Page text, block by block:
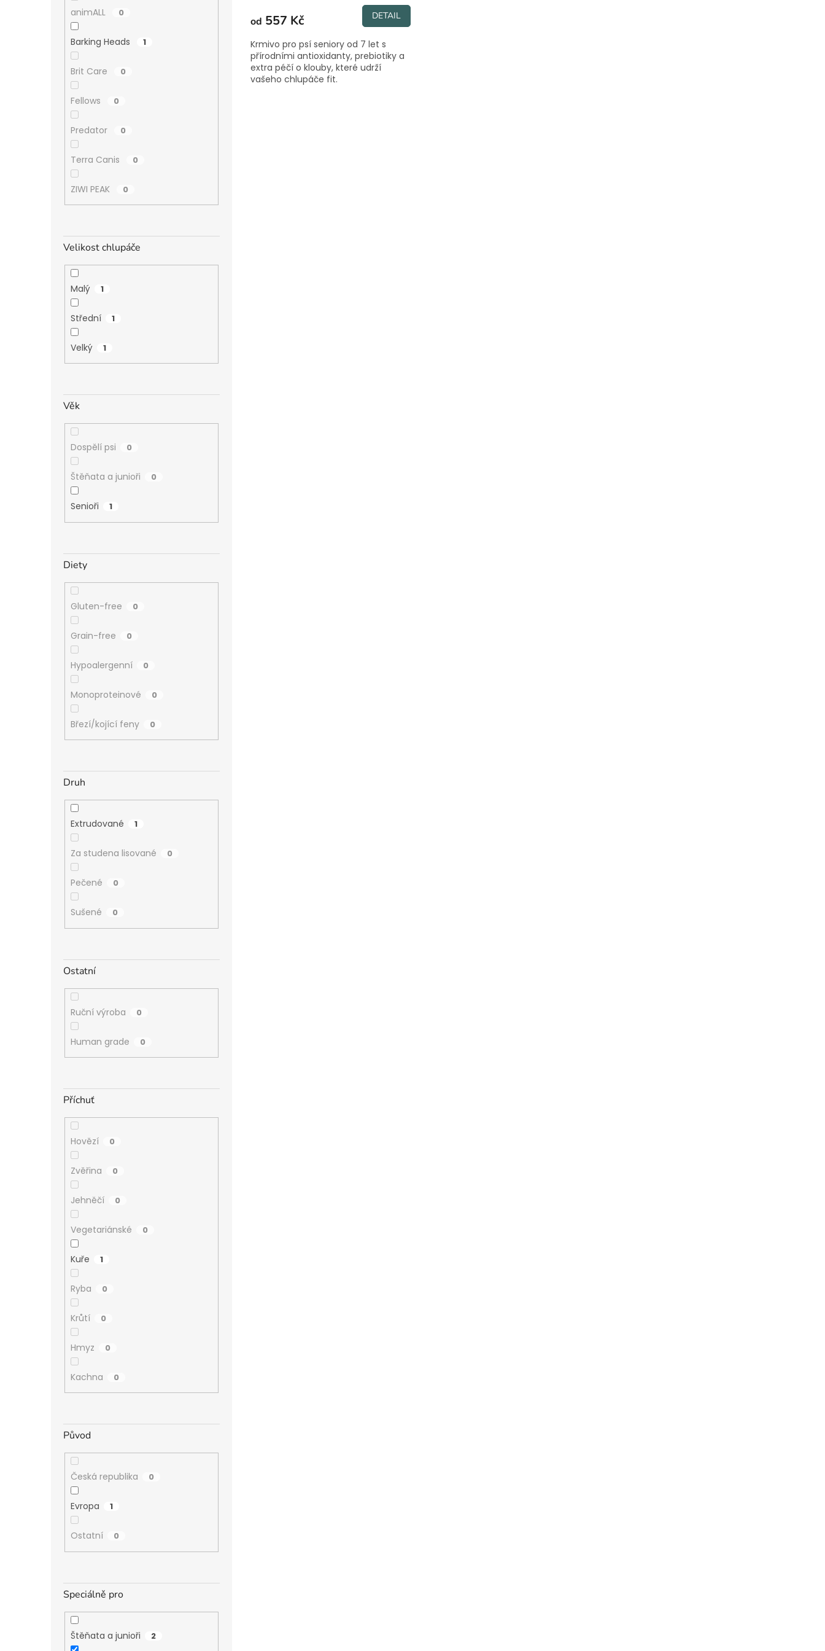
animALL 0
Barking Heads 1
Brit Care 0
Fellows 0
Predator 0
Terra Canis 0
ZIWI PEAK 0
Velikost chlupáče
Malý 1
Střední 1
Velký 1
Věk
Dospělí psi 0
Štěňata a junioři 0
Senioři 1
Diety
Gluten-free 0
Grain-free 0
Hypoalergenní 0
Monoproteinové 0
Březí/kojící feny 0
Druh
Extrudované 1
Za studena lisované 0
Pečené 0
Sušené 0
Ostatní
Ruční výroba 0
Human grade 0
Příchuť
Hovězí 0
Zvěřina 0
Jehněčí 0
Vegetariánské 0
Kuře 1
Ryba 0
Krůtí 0
Hmyz 0
Kachna 0
Původ
Česká republika 0
Evropa 1
Ostatní 0
Speciálně pro
Štěňata a junioři 2
od 557 Kč DETAIL
Krmivo pro psí seniory od 7 let s
přírodními antioxidanty, prebiotiky a
extra péčí o klouby, které udrží
vašeho chlupáče fit.